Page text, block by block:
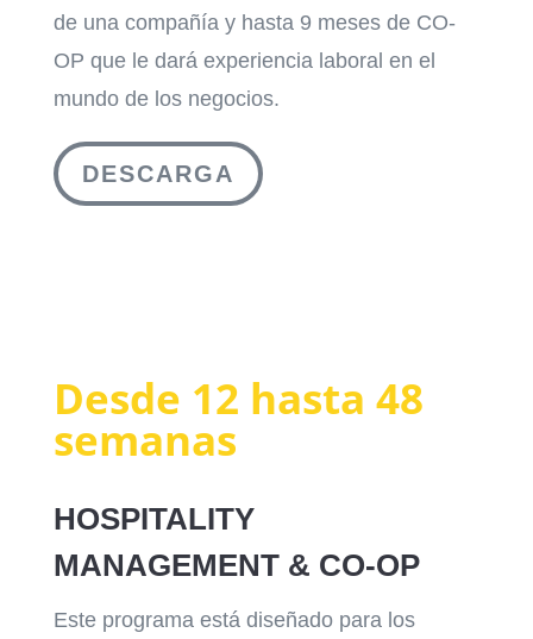
de una compañía y hasta 9 meses de CO-
OP que le dará experiencia laboral en el
mundo de los negocios.
DESCARGA
Desde 12 hasta 48
semanas
HOSPITALITY
MANAGEMENT & CO-OP
Este programa está diseñado para los